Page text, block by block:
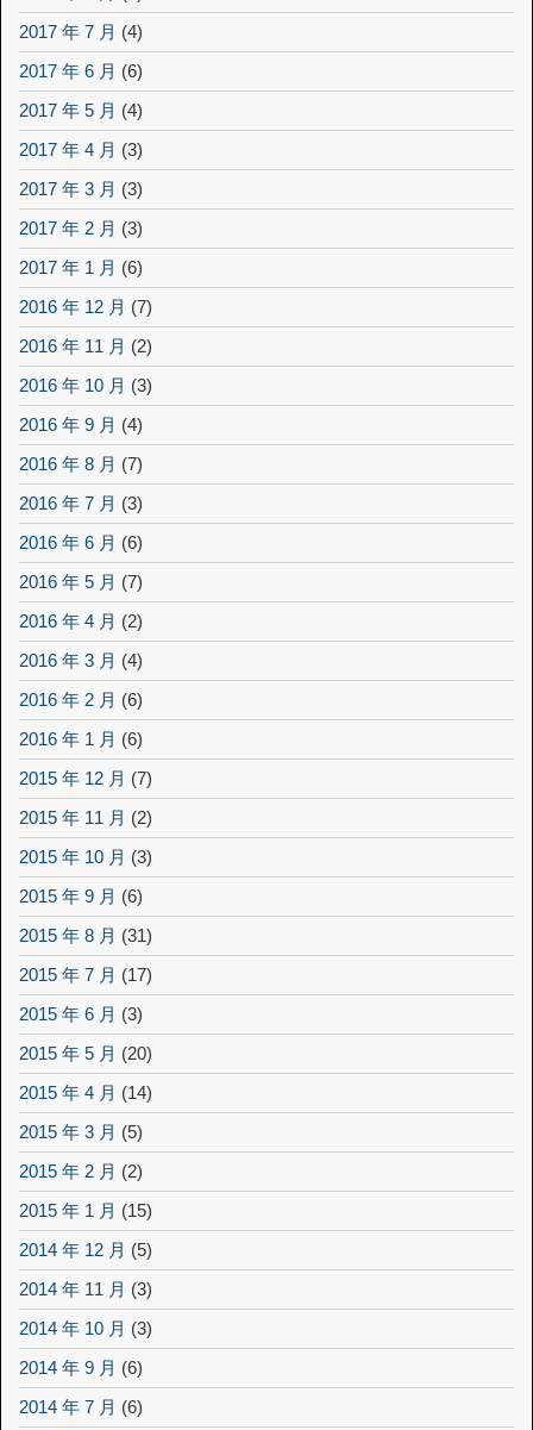
2017 年 7 月 (4)
2017 年 6 月 (6)
2017 年 5 月 (4)
2017 年 4 月 (3)
2017 年 3 月 (3)
2017 年 2 月 (3)
2017 年 1 月 (6)
2016 年 12 月 (7)
2016 年 11 月 (2)
2016 年 10 月 (3)
2016 年 9 月 (4)
2016 年 8 月 (7)
2016 年 7 月 (3)
2016 年 6 月 (6)
2016 年 5 月 (7)
2016 年 4 月 (2)
2016 年 3 月 (4)
2016 年 2 月 (6)
2016 年 1 月 (6)
2015 年 12 月 (7)
2015 年 11 月 (2)
2015 年 10 月 (3)
2015 年 9 月 (6)
2015 年 8 月 (31)
2015 年 7 月 (17)
2015 年 6 月 (3)
2015 年 5 月 (20)
2015 年 4 月 (14)
2015 年 3 月 (5)
2015 年 2 月 (2)
2015 年 1 月 (15)
2014 年 12 月 (5)
2014 年 11 月 (3)
2014 年 10 月 (3)
2014 年 9 月 (6)
2014 年 7 月 (6)